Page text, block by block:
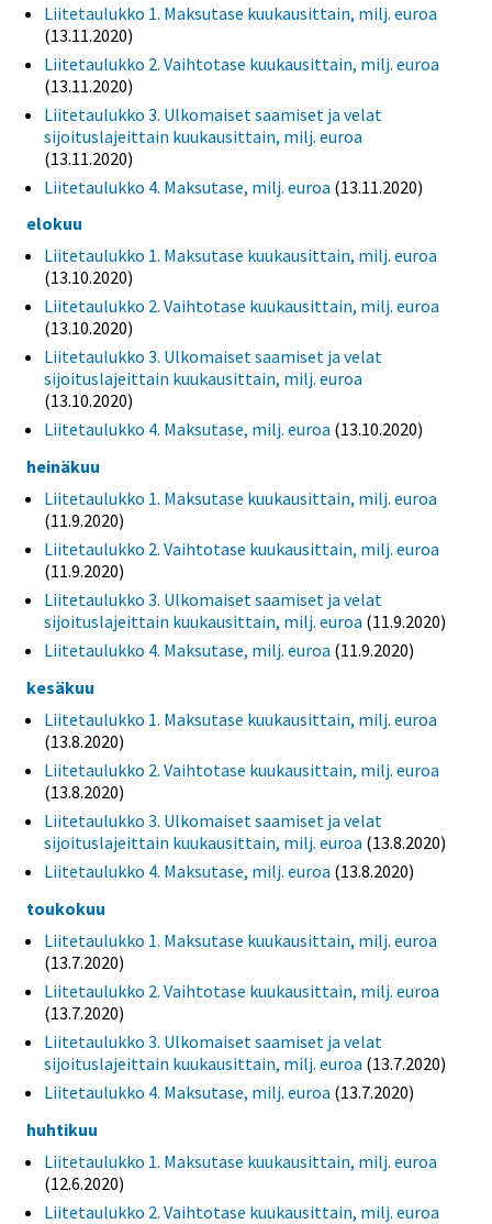
Liitetaulukko 1. Maksutase kuukausittain, milj. euroa
(13.11.2020)
Liitetaulukko 2. Vaihtotase kuukausittain, milj. euroa
(13.11.2020)
Liitetaulukko 3. Ulkomaiset saamiset ja velat
sijoituslajeittain kuukausittain, milj. euroa
(13.11.2020)
Liitetaulukko 4. Maksutase, milj. euroa (13.11.2020)
elokuu
Liitetaulukko 1. Maksutase kuukausittain, milj. euroa
(13.10.2020)
Liitetaulukko 2. Vaihtotase kuukausittain, milj. euroa
(13.10.2020)
Liitetaulukko 3. Ulkomaiset saamiset ja velat
sijoituslajeittain kuukausittain, milj. euroa
(13.10.2020)
Liitetaulukko 4. Maksutase, milj. euroa (13.10.2020)
heinäkuu
Liitetaulukko 1. Maksutase kuukausittain, milj. euroa
(11.9.2020)
Liitetaulukko 2. Vaihtotase kuukausittain, milj. euroa
(11.9.2020)
Liitetaulukko 3. Ulkomaiset saamiset ja velat
sijoituslajeittain kuukausittain, milj. euroa (11.9.2020)
Liitetaulukko 4. Maksutase, milj. euroa (11.9.2020)
kesäkuu
Liitetaulukko 1. Maksutase kuukausittain, milj. euroa
(13.8.2020)
Liitetaulukko 2. Vaihtotase kuukausittain, milj. euroa
(13.8.2020)
Liitetaulukko 3. Ulkomaiset saamiset ja velat
sijoituslajeittain kuukausittain, milj. euroa (13.8.2020)
Liitetaulukko 4. Maksutase, milj. euroa (13.8.2020)
toukokuu
Liitetaulukko 1. Maksutase kuukausittain, milj. euroa
(13.7.2020)
Liitetaulukko 2. Vaihtotase kuukausittain, milj. euroa
(13.7.2020)
Liitetaulukko 3. Ulkomaiset saamiset ja velat
sijoituslajeittain kuukausittain, milj. euroa (13.7.2020)
Liitetaulukko 4. Maksutase, milj. euroa (13.7.2020)
huhtikuu
Liitetaulukko 1. Maksutase kuukausittain, milj. euroa
(12.6.2020)
Liitetaulukko 2. Vaihtotase kuukausittain, milj. euroa